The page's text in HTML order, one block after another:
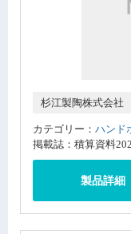
杉江製陶株式会社
カテゴリー： ハンド
掲載誌：積算資料
製品詳細